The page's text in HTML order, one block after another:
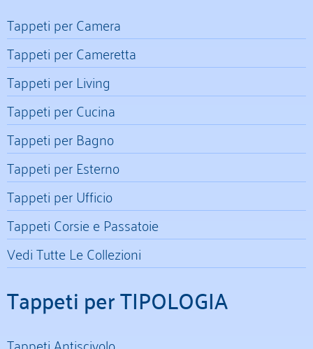
Tappeti per Camera
Tappeti per Cameretta
Tappeti per Living
Tappeti per Cucina
Tappeti per Bagno
Tappeti per Esterno
Tappeti per Ufficio
Tappeti Corsie e Passatoie
Vedi Tutte Le Collezioni
Tappeti per TIPOLOGIA